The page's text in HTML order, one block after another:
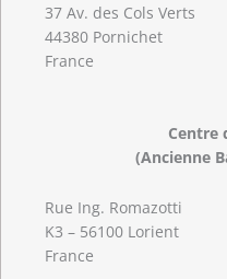
37 Av. des Cols Verts
44380 Pornichet
France
Centre
(Ancienne
Rue Ing. Romazotti
K3 – 56100 Lorient
France